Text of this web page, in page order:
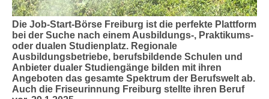
Die Job-Start-Börse Freiburg ist die perfekte Plattform
bei der Suche nach einem Ausbildungs-, Praktikums-
oder dualen Studienplatz. Regionale
Ausbildungsbetriebe, berufsbildende Schulen und
Anbieter dualer Studiengänge bilden mit ihren
Angeboten das gesamte Spektrum der Berufswelt ab.
Auch die Friseurinnung Freiburg stellte ihren Beruf